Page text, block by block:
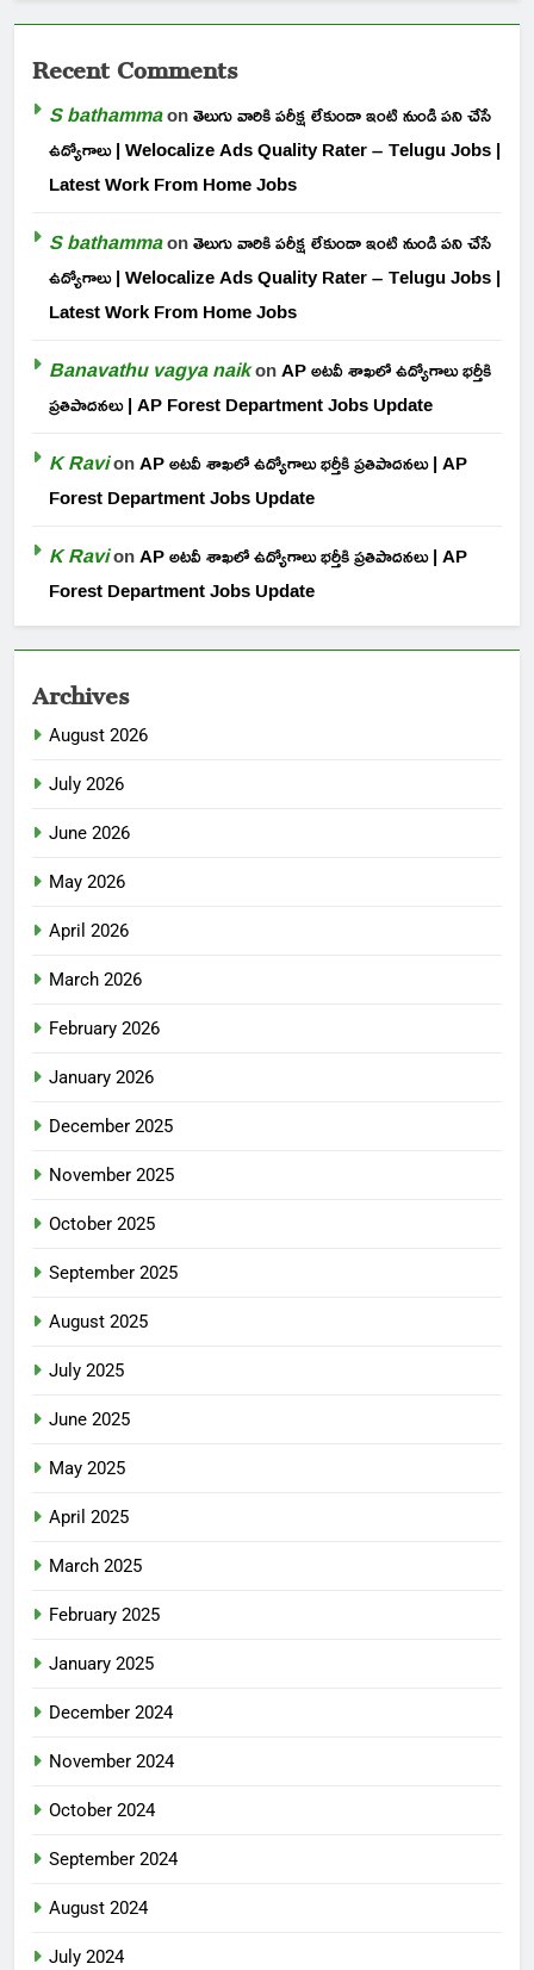
Recent Comments
S bathammaonతెలుగు వారికి పరీక్ష లేకుండా ఇంటి నుండి పని చేసే
ఉద్యోగాలు | Welocalize Ads Quality Rater – Telugu Jobs |
Latest Work From Home Jobs
S bathammaonతెలుగు వారికి పరీక్ష లేకుండా ఇంటి నుండి పని చేసే
ఉద్యోగాలు | Welocalize Ads Quality Rater – Telugu Jobs |
Latest Work From Home Jobs
Banavathu vagya naikonAP అటవీ శాఖలో ఉద్యోగాలు భర్తీకి
ప్రతిపాదనలు | AP Forest Department Jobs Update
K RavionAP అటవీ శాఖలో ఉద్యోగాలు భర్తీకి ప్రతిపాదనలు | AP
Forest Department Jobs Update
K RavionAP అటవీ శాఖలో ఉద్యోగాలు భర్తీకి ప్రతిపాదనలు | AP
Forest Department Jobs Update
Archives
August 2026
July 2026
June 2026
May 2026
April 2026
March 2026
February 2026
January 2026
December 2025
November 2025
October 2025
September 2025
August 2025
July 2025
June 2025
May 2025
April 2025
March 2025
February 2025
January 2025
December 2024
November 2024
October 2024
September 2024
August 2024
July 2024